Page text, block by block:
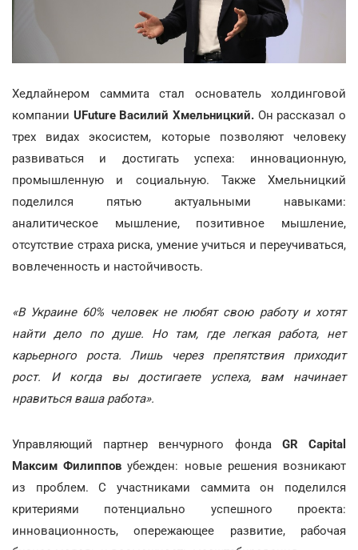
Хедлайнером саммита стал основатель холдинговой
компании UFuture Василий Хмельницкий. Он рассказал о
трех видах экосистем, которые позволяют человеку
развиваться и достигать успеха: инновационную,
промышленную и социальную. Также Хмельницкий
поделился пятью актуальными навыками:
аналитическое мышление, позитивное мышление,
отсутствие страха риска, умение учиться и переучиваться,
вовлеченность и настойчивость.
«В Украине 60% человек не любят свою работу и хотят
найти дело по душе. Но там, где легкая работа, нет
карьерного роста. Лишь через препятствия приходит
рост. И когда вы достигаете успеха, вам начинает
нравиться ваша работа».
Управляющий партнер венчурного фонда GR Capital
Максим Филиппов убежден: новые решения возникают
из проблем. С участниками саммита он поделился
критериями потенциально успешного проекта:
инновационность, опережающее развитие, рабочая